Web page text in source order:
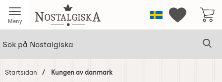
Meny Startsidan för NostalgiskaSverigeMina
Startsidan Kungen av danmark